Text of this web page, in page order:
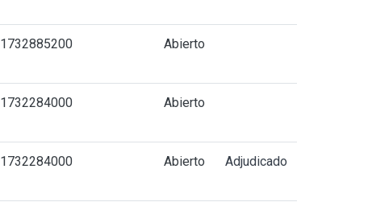
1732885200 Abierto
1732284000 Abierto
1732284000 Abierto Adjudicado